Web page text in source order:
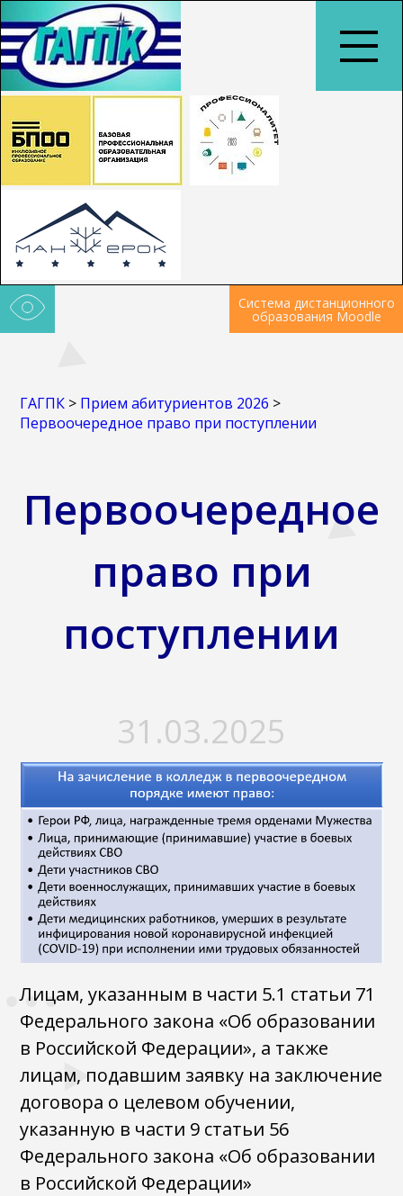
Система дистанционного
образования Moodle
ГАГПК > Прием абитуриентов 2026 >
Первоочередное право при поступлении
Первоочередное
право при
поступлении
31.03.2025
Лицам, указанным в части 5.1 статьи 71
Федерального закона «Об образовании
в Российской Федерации», а также
лицам, подавшим заявку на заключение
договора о целевом обучении,
указанную в части 9 статьи 56
Федерального закона «Об образовании
в Российской Федерации»